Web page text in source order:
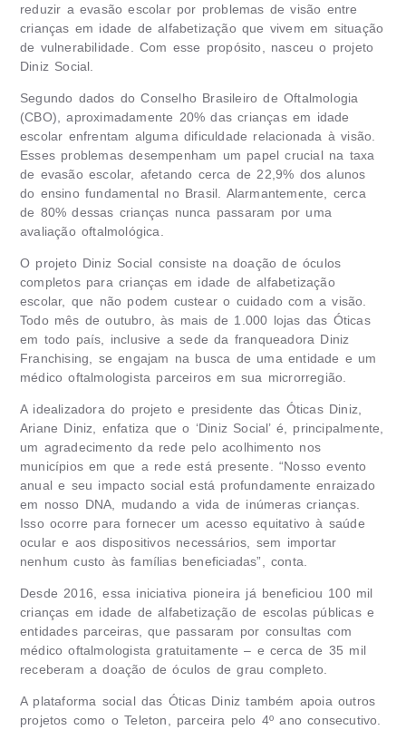
reduzir a evasão escolar por problemas de visão entre
crianças em idade de alfabetização que vivem em situação
de vulnerabilidade. Com esse propósito, nasceu o projeto
Diniz Social.
Segundo dados do Conselho Brasileiro de Oftalmologia
(CBO), aproximadamente 20% das crianças em idade
escolar enfrentam alguma dificuldade relacionada à visão.
Esses problemas desempenham um papel crucial na taxa
de evasão escolar, afetando cerca de 22,9% dos alunos
do ensino fundamental no Brasil. Alarmantemente, cerca
de 80% dessas crianças nunca passaram por uma
avaliação oftalmológica.
O projeto Diniz Social consiste na doação de óculos
completos para crianças em idade de alfabetização
escolar, que não podem custear o cuidado com a visão.
Todo mês de outubro, às mais de 1.000 lojas das Óticas
em todo país, inclusive a sede da franqueadora Diniz
Franchising, se engajam na busca de uma entidade e um
médico oftalmologista parceiros em sua microrregião.
A idealizadora do projeto e presidente das Óticas Diniz,
Ariane Diniz, enfatiza que o ‘Diniz Social’ é, principalmente,
um agradecimento da rede pelo acolhimento nos
municípios em que a rede está presente. “Nosso evento
anual e seu impacto social está profundamente enraizado
em nosso DNA, mudando a vida de inúmeras crianças.
Isso ocorre para fornecer um acesso equitativo à saúde
ocular e aos dispositivos necessários, sem importar
nenhum custo às famílias beneficiadas”, conta.
Desde 2016, essa iniciativa pioneira já beneficiou 100 mil
crianças em idade de alfabetização de escolas públicas e
entidades parceiras, que passaram por consultas com
médico oftalmologista gratuitamente – e cerca de 35 mil
receberam a doação de óculos de grau completo.
A plataforma social das Óticas Diniz também apoia outros
projetos como o Teleton, parceira pelo 4º ano consecutivo.